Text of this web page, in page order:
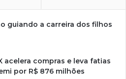
guiando a carreira dos filhos
acelera compras e leva fatias
por R$ 876 milhões